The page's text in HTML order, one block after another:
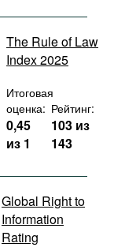
The Rule of Law
Index 2025
Итоговая
оценка:
0,45
из 1
Рейтинг:
103 из
143
Global Right to
Information
Rating